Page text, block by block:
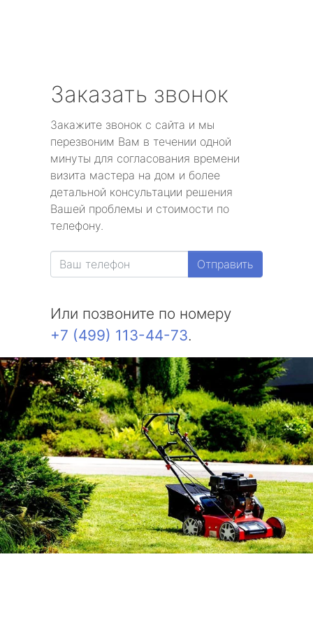
Заказать звонок
Закажите звонок с сайта и мы
перезвоним Вам в течении одной
минуты для согласования времени
визита мастера на дом и более
детальной консультации решения
Вашей проблемы и стоимости по
телефону.
Отправить
Или позвоните по номеру
+7 (499) 113-44-73.